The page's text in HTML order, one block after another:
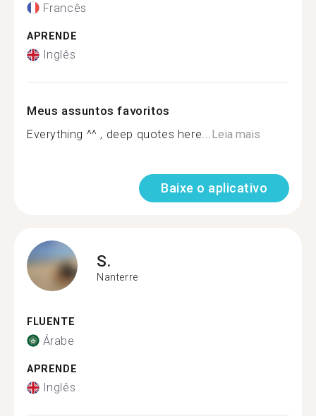
Francês
APRENDE
Inglês
Meus assuntos favoritos
Everything ^^ , deep quotes here...Leia mais
Baixe o aplicativo
S.
Nanterre
FLUENTE
Árabe
APRENDE
Inglês